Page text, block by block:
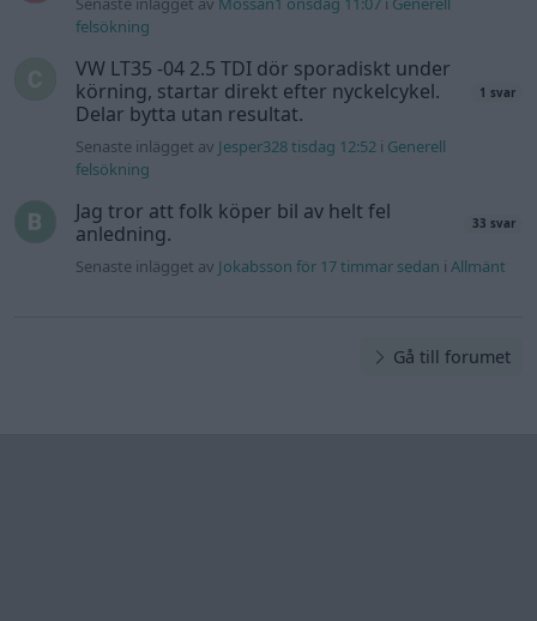
felsökning
VW LT35 -04 2.5 TDI dör sporadiskt under
körning, startar direkt efter nyckelcykel.
Delar bytta utan resultat.
1 svar
Senaste inlägget av Jesper328 tisdag 12:52 i Generell
felsökning
Jag tror att folk köper bil av helt fel
anledning.
33 svar
Senaste inlägget av Jokabsson för 17 timmar sedan iAllmänt
Gå till forumet